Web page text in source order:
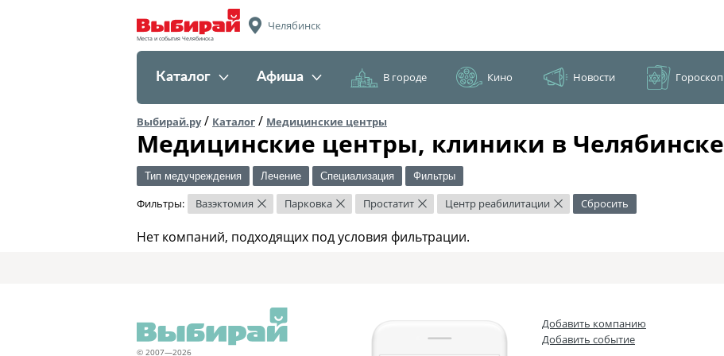
Места и события Челябинска
Челябинск
Каталог Афиша В городе Кино Новости Гороскоп
Выбирай.ру/ Каталог / Медицинские центры
Медицинские центры, клиники в Челябинске
Тип медучреждения Лечение Специализация Фильтры
Фильтры: Вазэктомия × Парковка × Простатит × Центр реабилитации × Сбросить
Нет компаний, подходящих под условия фильтрации.
© 2007—2026
Добавить компанию
Добавить событие